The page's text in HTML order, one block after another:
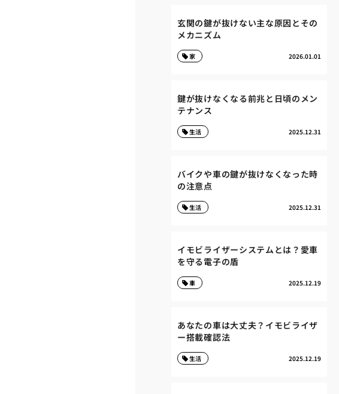
玄関の鍵が抜けない主な原因とその
メカニズム
2026.01.01
家
鍵が抜けなくなる前兆と日頃のメン
テナンス
2025.12.31
生活
バイクや車の鍵が抜けなくなった時
の注意点
2025.12.31
生活
イモビライザーシステムとは？愛車
を守る電子の盾
2025.12.19
車
あなたの車は大丈夫？イモビライザ
ー搭載確認法
2025.12.19
生活